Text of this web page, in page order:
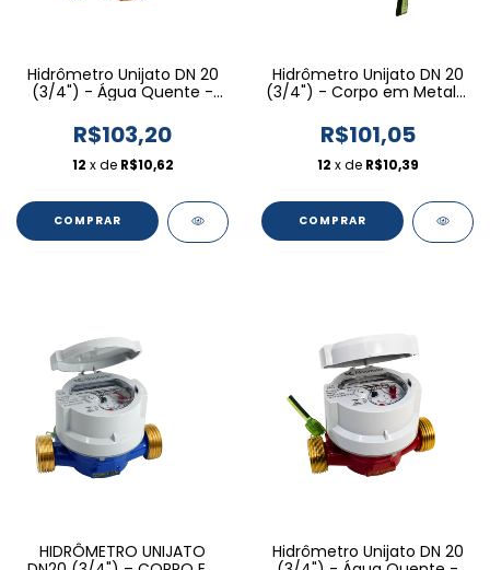
Hidrômetro Unijato DN 20
(3/4") - Água Quente -
equipada Indutiva
R$103,20
12 x de R$10,62
COMPRAR
Hidrômetro Unijato DN 20
(3/4") - Corpo em Metal -
R$101,05
12 x de R$10,39
COMPRAR
HIDRÔMETRO UNIJATO
Hidrômetro Unijato DN 20